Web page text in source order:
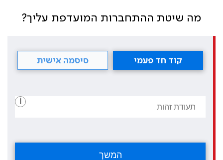
מה שיטת ההתחברות המועדפת עליך?
קוד חד פעמי סיסמה אישית
i